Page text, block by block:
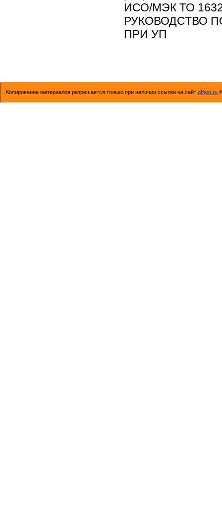
ИСО/МЭК ТО
РУКОВОДСТВО
ПРИ УП
Копирование материалов разрешается только при наличии ссылки на сайт offext.ru